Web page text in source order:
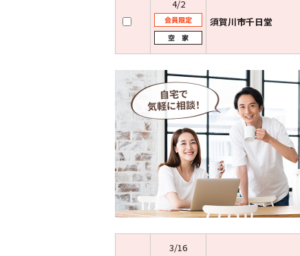
4/2
須賀川市千日堂
3/16